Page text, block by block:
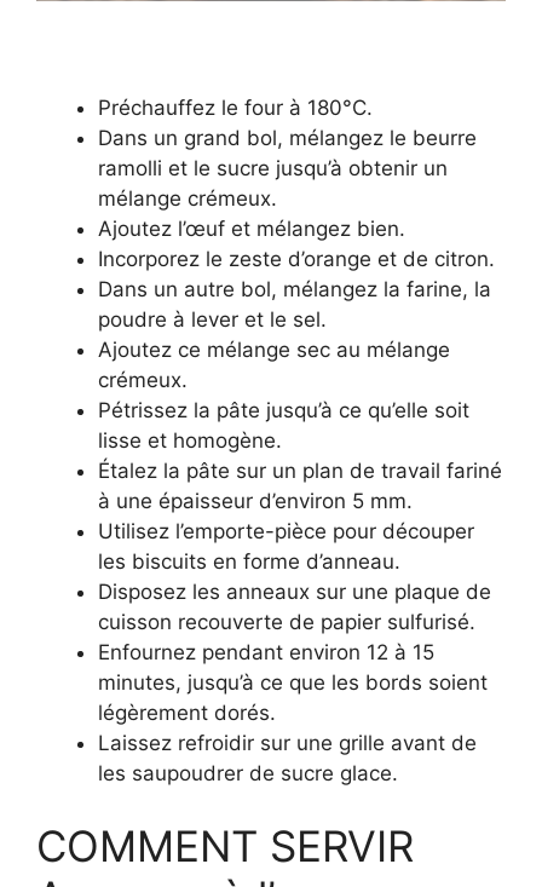
Préchauffez le four à 180°C.
Dans un grand bol, mélangez le beurre
ramolli et le sucre jusqu’à obtenir un
mélange crémeux.
Ajoutez l’œuf et mélangez bien.
Incorporez le zeste d’orange et de citron.
Dans un autre bol, mélangez la farine, la
poudre à lever et le sel.
Ajoutez ce mélange sec au mélange
crémeux.
Pétrissez la pâte jusqu’à ce qu’elle soit
lisse et homogène.
Étalez la pâte sur un plan de travail fariné
à une épaisseur d’environ 5 mm.
Utilisez l’emporte-pièce pour découper
les biscuits en forme d’anneau.
Disposez les anneaux sur une plaque de
cuisson recouverte de papier sulfurisé.
Enfournez pendant environ 12 à 15
minutes, jusqu’à ce que les bords soient
légèrement dorés.
Laissez refroidir sur une grille avant de
les saupoudrer de sucre glace.
COMMENT SERVIR